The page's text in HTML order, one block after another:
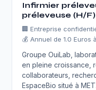
Infirmier
préleveuse (H/F)
🏢 Entreprise
💰 Annuel de 1.0 Euros
Groupe OuiLab,
en pleine croissance,
collaborateurs,
EspaceBio situé à